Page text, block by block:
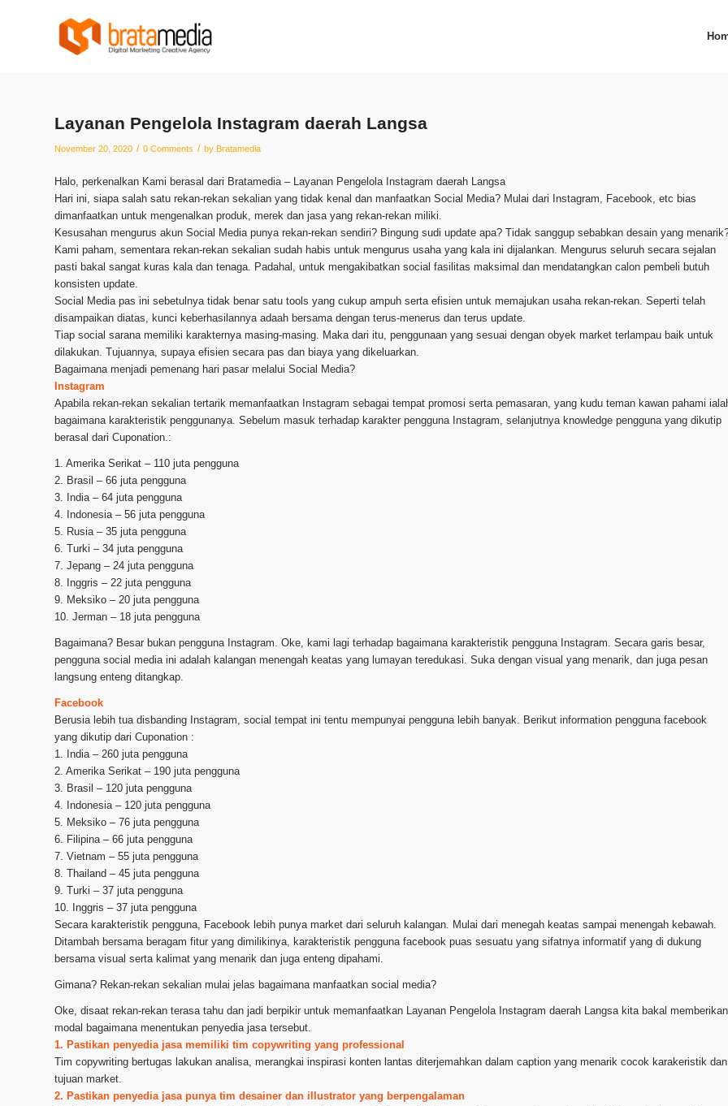
Layanan Pengelola Instagram daerah Langsa
November 20, 2020 / 0 Comments / by Bratamedia
Halo, perkenalkan Kami berasal dari Bratamedia – Layanan Pengelola Instagram daerah Langsa
Hari ini, siapa salah satu rekan-rekan sekalian yang tidak kenal dan manfaatkan Social Media? Mulai dari Instagram, Facebook, etc bias
dimanfaatkan untuk mengenalkan produk, merek dan jasa yang rekan-rekan miliki.
Kesusahan mengurus akun Social Media punya rekan-rekan sendiri? Bingung sudi update apa? Tidak sanggup sebabkan desain yang
Kami paham, sementara rekan-rekan sekalian sudah habis untuk mengurus usaha yang kala ini dijalankan. Mengurus seluruh secara sejalan
pasti bakal sangat kuras kala dan tenaga. Padahal, untuk mengakibatkan social fasilitas maksimal dan mendatangkan calon pembeli butuh
konsisten update.
Social Media pas ini sebetulnya tidak benar satu tools yang cukup ampuh serta efisien untuk memajukan usaha rekan-rekan. Seperti telah
disampaikan diatas, kunci keberhasilannya adaah bersama dengan terus-menerus dan terus update.
Tiap social sarana memiliki karakternya masing-masing. Maka dari itu, penggunaan yang sesuai dengan obyek market terlampau baik untuk
dilakukan. Tujuannya, supaya efisien secara pas dan biaya yang dikeluarkan.
Bagaimana menjadi pemenang hari pasar melalui Social Media?
Instagram
Apabila rekan-rekan sekalian tertarik memanfaatkan Instagram sebagai tempat promosi serta pemasaran, yang kudu teman kawan pahami
bagaimana karakteristik penggunanya. Sebelum masuk terhadap karakter pengguna Instagram, selanjutnya knowledge pengguna yang dikutip
berasal dari Cuponation.:
1. Amerika Serikat – 110 juta pengguna
2. Brasil – 66 juta pengguna
3. India – 64 juta pengguna
4. Indonesia – 56 juta pengguna
5. Rusia – 35 juta pengguna
6. Turki – 34 juta pengguna
7. Jepang – 24 juta pengguna
8. Inggris – 22 juta pengguna
9. Meksiko – 20 juta pengguna
10. Jerman – 18 juta pengguna
Bagaimana? Besar bukan pengguna Instagram. Oke, kami lagi terhadap bagaimana karakteristik pengguna Instagram. Secara garis besar,
pengguna social media ini adalah kalangan menengah keatas yang lumayan teredukasi. Suka dengan visual yang menarik, dan juga pesan
langsung enteng ditangkap.
Facebook
Berusia lebih tua disbanding Instagram, social tempat ini tentu mempunyai pengguna lebih banyak. Berikut information pengguna facebook
yang dikutip dari Cuponation :
1. India – 260 juta pengguna
2. Amerika Serikat – 190 juta pengguna
3. Brasil – 120 juta pengguna
4. Indonesia – 120 juta pengguna
5. Meksiko – 76 juta pengguna
6. Filipina – 66 juta pengguna
7. Vietnam – 55 juta pengguna
8. Thailand – 45 juta pengguna
9. Turki – 37 juta pengguna
10. Inggris – 37 juta pengguna
Secara karakteristik pengguna, Facebook lebih punya market dari seluruh kalangan. Mulai dari menegah keatas sampai menengah kebawah.
Ditambah bersama beragam fitur yang dimilikinya, karakteristik pengguna facebook puas sesuatu yang sifatnya informatif yang di dukung
bersama visual serta kalimat yang menarik dan juga enteng dipahami.
Gimana? Rekan-rekan sekalian mulai jelas bagaimana manfaatkan social media?
Oke, disaat rekan-rekan terasa tahu dan jadi berpikir untuk memanfaatkan Layanan Pengelola Instagram daerah Langsa kita bakal memberikan
modal bagaimana menentukan penyedia jasa tersebut.
1. Pastikan penyedia jasa memiliki tim copywriting yang professional
Tim copywriting bertugas lakukan analisa, merangkai inspirasi konten lantas diterjemahkan dalam caption yang menarik cocok karakeristik dan
tujuan market.
2. Pastikan penyedia jasa punya tim desainer dan illustrator yang berpengalaman